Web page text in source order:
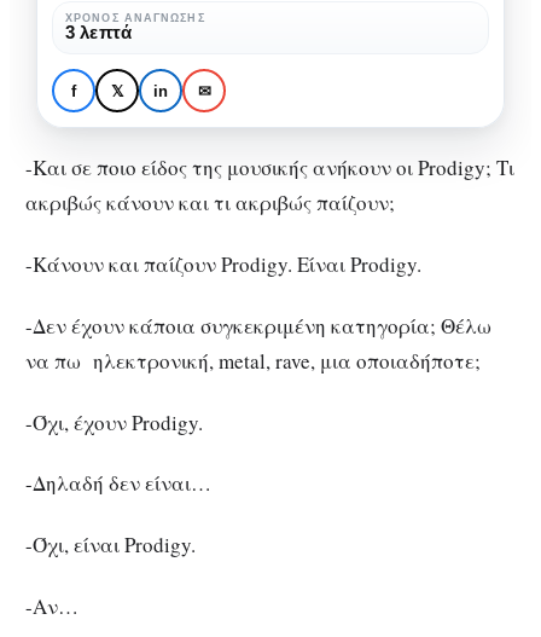
Keith Flint – Για πάντα
Firestarter
πάντα
Firestarter
ΧΡΌΝΟΣ ΑΝΆΓΝΩΣΗΣ
3 λεπτά
f 𝕏 in ✉
-Και σε ποιο είδος της μουσικής ανήκουν οι Prodigy; Τι
ακριβώς κάνουν και τι ακριβώς παίζουν;
-Κάνουν και παίζουν Prodigy. Είναι Prodigy.
-Δεν έχουν κάποια συγκεκριμένη κατηγορία; Θέλω
να πω ηλεκτρονική, metal, rave, μια οποιαδήποτε;
-Όχι, έχουν Prodigy.
-Δηλαδή δεν είναι…
-Όχι, είναι Prodigy.
-Αν…